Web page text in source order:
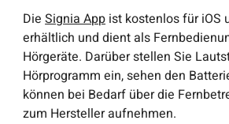
DieSignia App ist kostenlos für iOS
erhältlich und dient als
Hörgeräte. Darüber stellen Sie
Hörprogramm ein, sehen den
können bei Bedarf über die
zum Hersteller aufnehmen.